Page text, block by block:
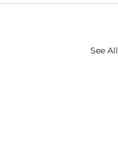
See All